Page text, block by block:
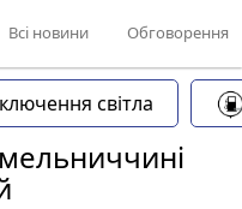
Всі новини Обговорення
світла